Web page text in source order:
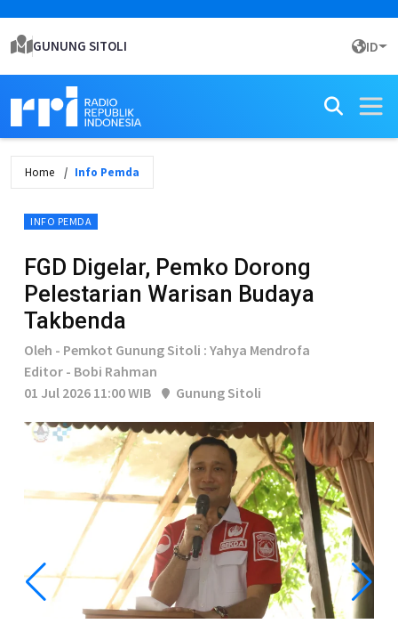
GUNUNG SITOLI ID
Home Info Pemda
INFO PEMDA
FGD Digelar, Pemko Dorong
Pelestarian Warisan Budaya
Takbenda
Oleh - Pemkot Gunung Sitoli : Yahya Mendrofa
Editor - Bobi Rahman
01 Jul 2026 11:00 WIB
Gunung Sitoli